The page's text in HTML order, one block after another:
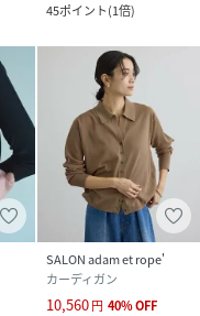
45ポイント(1倍)
SALON adam et rope'
カーディガン
10,560円 40%OFF